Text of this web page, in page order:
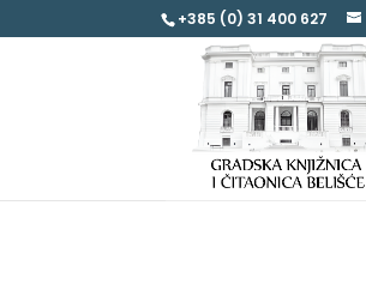
+385 (0) 31 400 627